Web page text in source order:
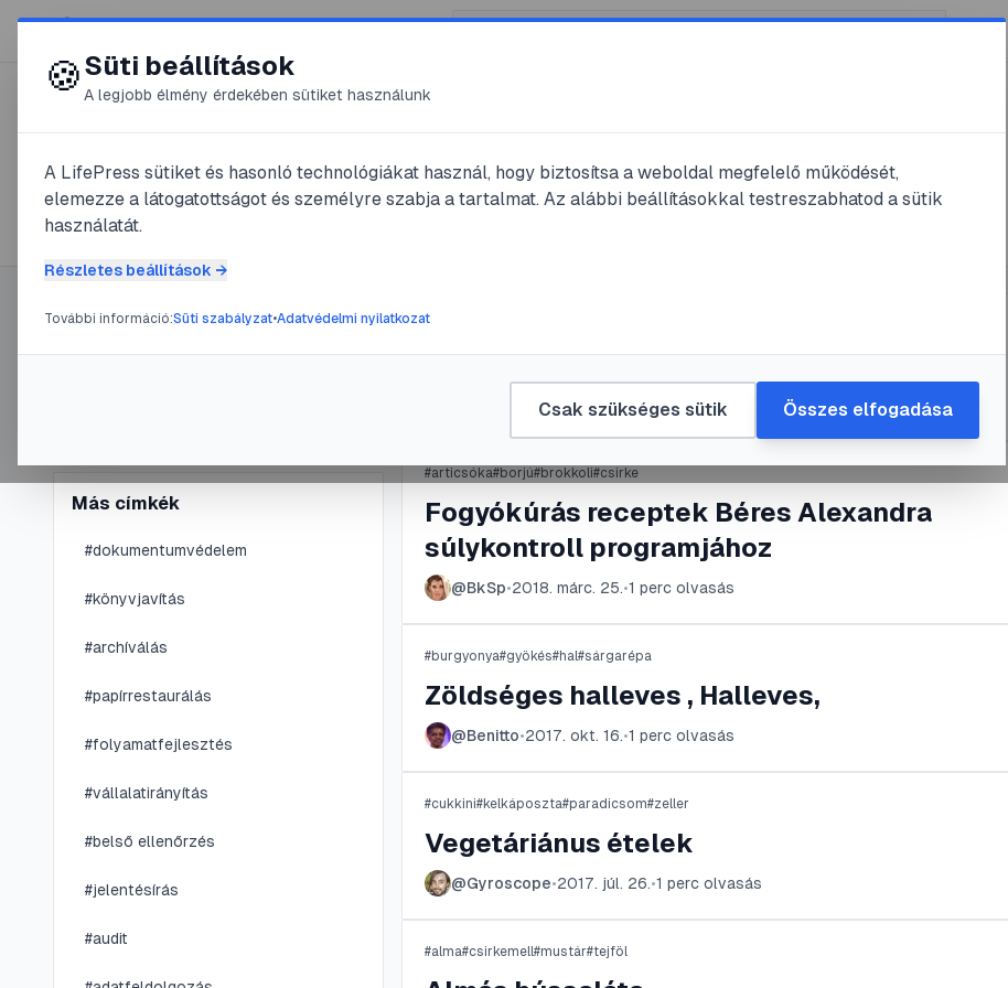
😍 LifePress
🏷️#zeller
5cikk található ezzel a címkével
Címke információ
Más címkék
#dokumentumvédelem
#könyvjavítás
#archíválás
#papírrestaurálás
#folyamatfejlesztés
#vállalatirányítás
#belső ellenőrzés
#jelentésírás
#audit
#
2018. márc. 26.•1perc olvasás
#articsóka#borjú#brokkoli#csirke
Fogyókúrás receptek Béres Alexandra
súlykontroll programjához
@BkSp•2018. márc. 25.•1 perc olvasás
#burgyonya#gyökés#hal#sárgarépa
Zöldséges halleves , Halleves,
@Benitto•2017. okt. 16.•1 perc olvasás
#cukkini#kelkáposzta#paradicsom#zeller
Vegetáriánus ételek
@Gyroscope•2017. júl. 26.•1 perc olvasás
#alma#csirkemell#mustár#tejföl
🍪Süti beállítások
A legjobb élmény érdekében sütiket használunk
A LifePress sütiket és hasonló technológiákat használ, hogy biztosítsa a weboldal megfelelő működését,
elemezze a látogatottságot és személyre szabja a tartalmat. Az alábbi beállításokkal testreszabhatod a sütik
használatát.
Részletes beállítások →
További információ:Süti szabályzat•Adatvédelmi nyilatkozat
Csak szükséges sütik Összes elfogadása